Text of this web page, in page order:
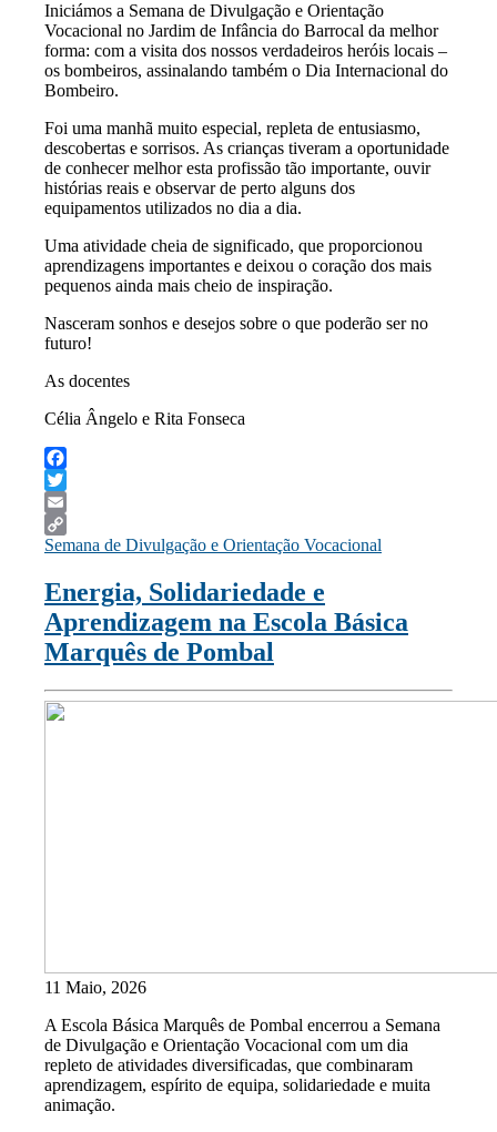
Iniciámos a Semana de Divulgação e Orientação
Vocacional no Jardim de Infância do Barrocal da melhor
forma: com a visita dos nossos verdadeiros heróis locais –
os bombeiros, assinalando também o Dia Internacional do
Bombeiro.
Foi uma manhã muito especial, repleta de entusiasmo,
descobertas e sorrisos. As crianças tiveram a oportunidade
de conhecer melhor esta profissão tão importante, ouvir
histórias reais e observar de perto alguns dos
equipamentos utilizados no dia a dia.
Uma atividade cheia de significado, que proporcionou
aprendizagens importantes e deixou o coração dos mais
pequenos ainda mais cheio de inspiração.
Nasceram sonhos e desejos sobre o que poderão ser no
futuro!
As docentes
Célia Ângelo e Rita Fonseca
Facebook
Twitter
Email
Copy
Semana de Divulgação e Orientação Vocacional
Energia, Solidariedade e
Aprendizagem na Escola Básica
Marquês de Pombal
11 Maio, 2026
A Escola Básica Marquês de Pombal encerrou a Semana
de Divulgação e Orientação Vocacional com um dia
repleto de atividades diversificadas, que combinaram
aprendizagem, espírito de equipa, solidariedade e muita
animação.